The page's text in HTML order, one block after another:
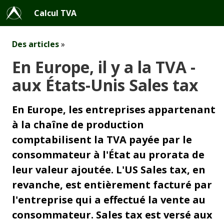
Calcul TVA
Des articles»
En Europe, il y a la TVA -
aux États-Unis Sales tax
En Europe, les entreprises appartenant
à la chaîne de production
comptabilisent la TVA payée par le
consommateur à l'État au prorata de
leur valeur ajoutée. L'US Sales tax, en
revanche, est entièrement facturé par
l'entreprise qui a effectué la vente au
consommateur. Sales tax est versé aux